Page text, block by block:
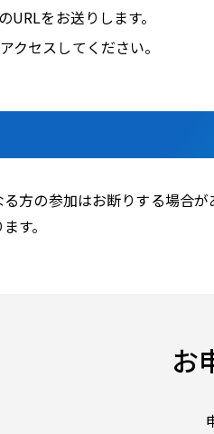
をお送りします。
クセスしてください。
方の参加はお断りする場合が
す。
お